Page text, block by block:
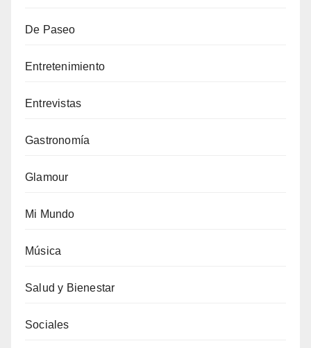
De Paseo
Entretenimiento
Entrevistas
Gastronomía
Glamour
Mi Mundo
Música
Salud y Bienestar
Sociales